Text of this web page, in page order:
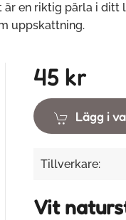
en riktig pärla i ditt
uppskattning.
45 kr
Lägg i
Tillverkare:
Vit